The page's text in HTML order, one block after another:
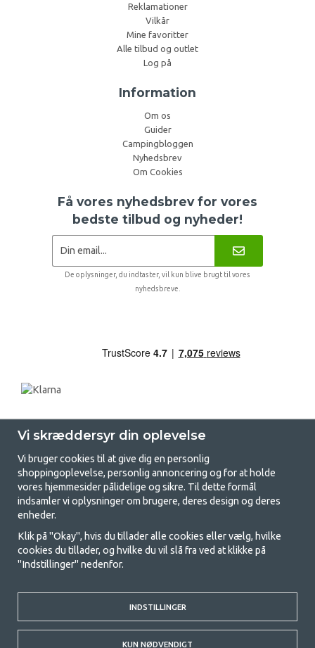
Reklamationer
Vilkår
Mine favoritter
Alle tilbud og outlet
Log på
Information
Om os
Guider
Campingbloggen
Nyhedsbrev
Om Cookies
Få vores nyhedsbrev for vores
bedste tilbud og nyheder!
De oplysninger, du indtaster, vil kun blive brugt til vores
nyhedsbreve.
GetCamping.dk - Din butik for
camping og friluftsliv
Camping kan enten være en livsstil eller en måde at samle familien på til
et fælles eventyr. Uanset hvilken kategori du tilhører, finder du alt, du
til at campere, så vi tilbyder rigtig gode priser på familietelte,
campingvogns-telte og alt andet udstyr til camping og friluftsliv. Vores
mål er at tilbyde det bedste campingudstyr med hensyn til kvalitet og
funktionalitet i hver priskategori. Du er velkommen til at kontakte os,
hvis der er noget, du mangler eller vil vide mere om.
Vi skræddersyr din oplevelse
Vi bruger cookies til at give dig en personlig
shoppingoplevelse, personlig annoncering og for at holde
vores hjemmesider pålidelige og sikre. Til dette formål
indsamler vi oplysninger om brugere, deres design og deres
enheder.
Klik på "Okay", hvis du tillader alle cookies eller vælg, hvilke
cookies du tillader, og hvilke du vil slå fra ved at klikke på
"Indstillinger" nedenfor.
INDSTILLINGER
KUN NØDVENDIGT